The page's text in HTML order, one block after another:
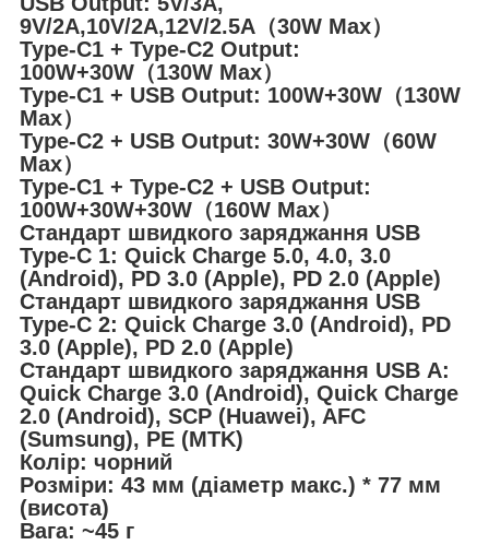
9V/2A,10V/2A,12V/2.5A（30W Max）
Type-C1 + Type-C2 Output:
100W+30W（130W Max）
Type-C1 + USB Output: 100W+30W（130W
Max）
Type-C2 + USB Output: 30W+30W（60W
Max）
Type-C1 + Type-C2 + USB Output:
100W+30W+30W（160W Max）
Стандарт швидкого заряджання USB
Type-C 1: Quick Charge 5.0, 4.0, 3.0
(Android), PD 3.0 (Apple), PD 2.0 (Apple)
Стандарт швидкого заряджання USB
Type-C 2: Quick Charge 3.0 (Android), PD
3.0 (Apple), PD 2.0 (Apple)
Стандарт швидкого заряджання USB А:
Quick Charge 3.0 (Android), Quick Charge
2.0 (Android), SCP (Huawei), AFC
(Sumsung), PE (MTK)
Колір: чорний
Розміри: 43 мм (діаметр макс.) * 77 мм
(висота)
Вага: ~45 г